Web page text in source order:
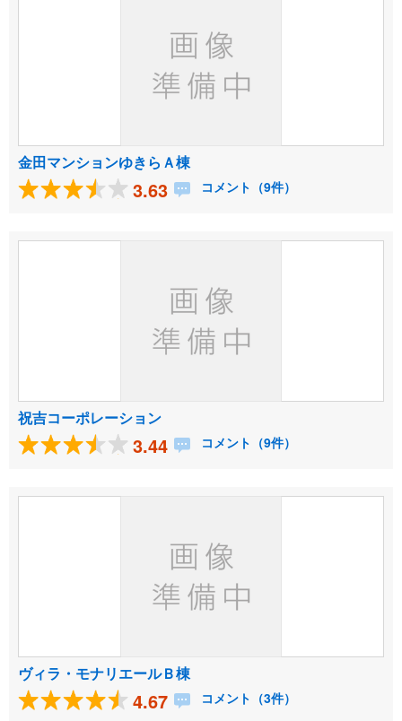
金田マンションゆきらＡ棟
3.63 コメント（9件）
祝吉コーポレーション
3.44 コメント（9件）
ヴィラ・モナリエールＢ棟
4.67 コメント（3件）